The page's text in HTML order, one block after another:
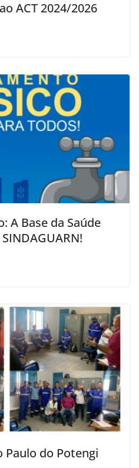
ACT 2024/2026
A Base da Saúde
Paulo do Potengi